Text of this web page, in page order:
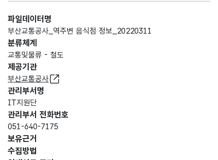
파일데이터명
부산교통공사_역주변 음식점 정보_20220311
분류체계
교통및물류 - 철도
제공기관
부산교통공사
관리부서명
IT지원단
관리부서 전화번호
051-640-7175
보유근거
수집방법